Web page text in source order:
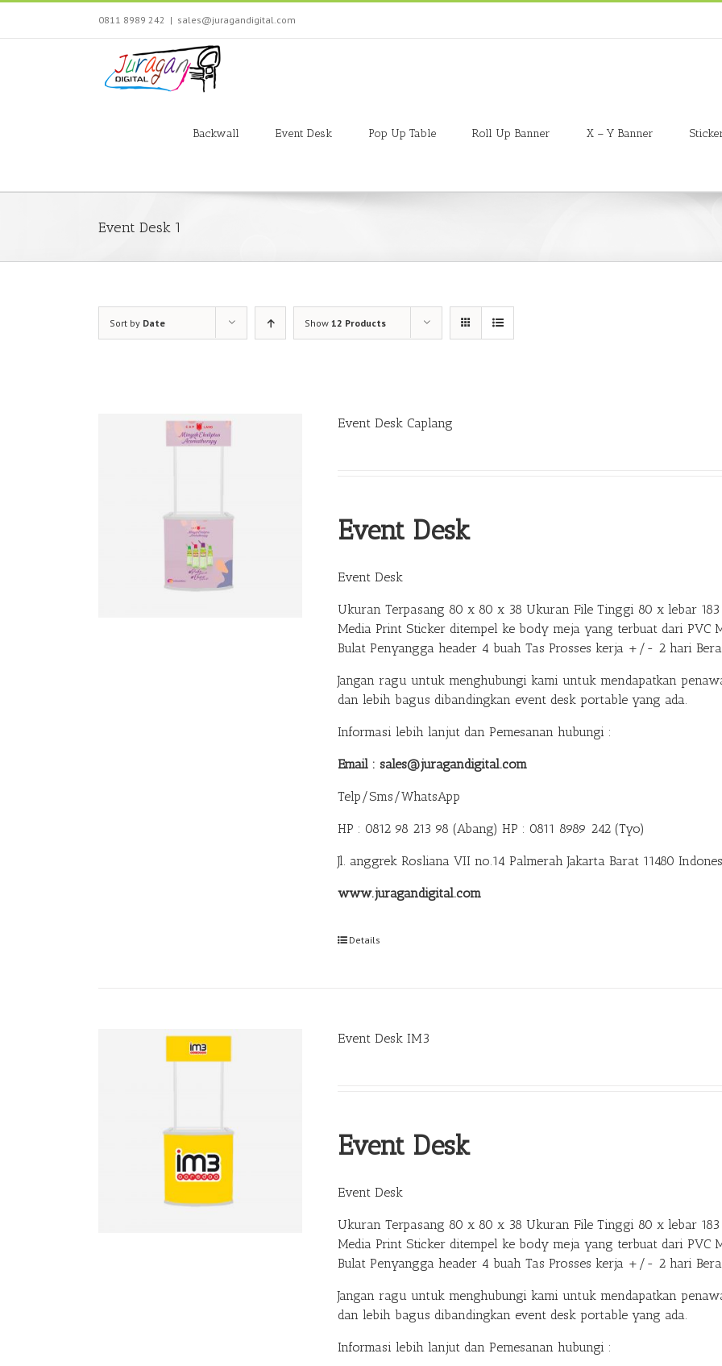
Skip
content
0811 8989 242 | sales@juragandigital.com
Backwall
Event Desk Pop Up Table Roll Up Banner X – Y Banner
Event Desk 1
Sort by Date Show 12 Products
Event Desk Caplang
Event Desk
Event Desk
Ukuran Terpasang 80 x 80 x 38 Ukuran File Tinggi 80 x lebar
Media Print Sticker ditempel ke body meja yang terbuat dari PVC
Bulat Penyangga header 4 buah Tas Prosses kerja +/- 2 hari
Jangan ragu untuk menghubungi kami untuk mendapatkan
dan lebih bagus dibandingkan event desk portable yang ada.
Informasi lebih lanjut dan Pemesanan hubungi :
Email : sales@juragandigital.com
Telp/Sms/WhatsApp
HP : 0812 98 213 98 (Abang) HP : 0811 8989 242 (Tyo)
Jl. anggrek Rosliana VII no.14 Palmerah Jakarta Barat 11480
www.juragandigital.com
Details
Event Desk IM3
Event Desk
Event Desk
Ukuran Terpasang 80 x 80 x 38 Ukuran File Tinggi 80 x lebar
Media Print Sticker ditempel ke body meja yang terbuat dari PVC
Bulat Penyangga header 4 buah Tas Prosses kerja +/- 2 hari
Jangan ragu untuk menghubungi kami untuk mendapatkan
dan lebih bagus dibandingkan event desk portable yang ada.
Informasi lebih lanjut dan Pemesanan hubungi :